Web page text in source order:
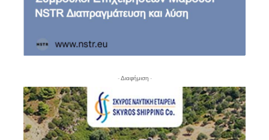
- Διαφήμιση -